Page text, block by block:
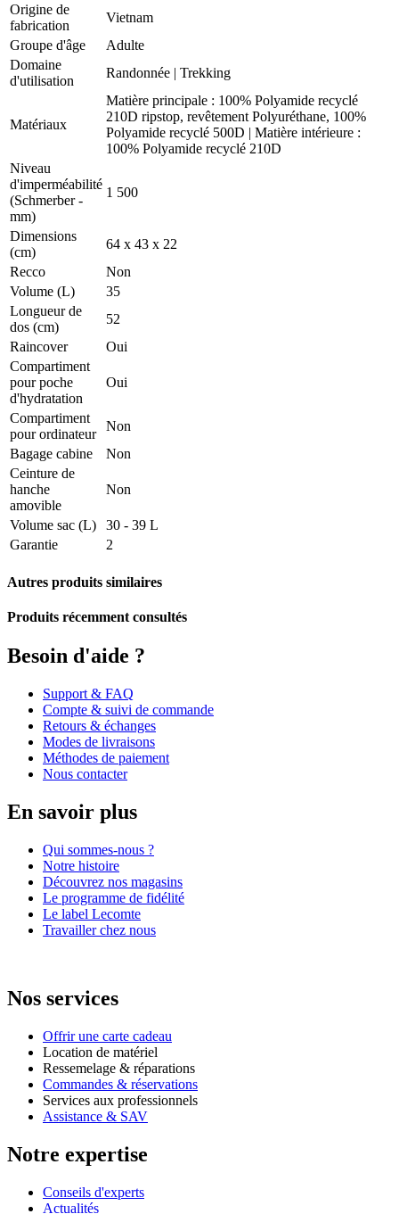
Origine de
fabrication
Vietnam
Groupe d'âge
Adulte
Domaine
d'utilisation
Randonnée | Trekking
Matériaux
Matière principale : 100% Polyamide recyclé
210D ripstop, revêtement Polyuréthane, 100%
Polyamide recyclé 500D | Matière intérieure :
100% Polyamide recyclé 210D
Niveau
d'imperméabilité
(Schmerber -
mm)
1 500
Dimensions
(cm)
64 x 43 x 22
Recco
Non
Volume (L)
35
Longueur de
dos (cm)
52
Raincover
Oui
Compartiment
pour poche
d'hydratation
Oui
Compartiment
pour ordinateur
Non
Bagage cabine
Non
Ceinture de
hanche
amovible
Non
Volume sac (L)
30 - 39 L
Garantie
2
Autres produits similaires
Produits récemment consultés
Besoin d'aide ?
Support & FAQ
Compte & suivi de commande
Retours & échanges
Modes de livraisons
Méthodes de paiement
Nous contacter
En savoir plus
Qui sommes-nous ?
Notre histoire
Découvrez nos magasins
Le programme de fidélité
Le label Lecomte
Travailler chez nous
Nos services
Offrir une carte cadeau
Location de matériel
Ressemelage & réparations
Commandes & réservations
Services aux professionnels
Assistance & SAV
Notre expertise
Conseils d'experts
Actualités